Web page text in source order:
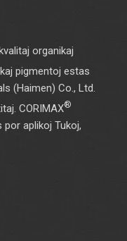
organikaj
pigmentoj estas
(Haimen) Co., Ltd.
CORIMAX®
aplikoj Tukoj,